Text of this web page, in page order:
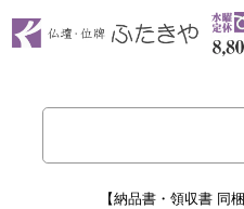
【納品書・領収書 同